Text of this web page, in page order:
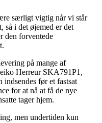
særligt vigtig når vi står
så i det øjemed er det
den forventede
på mange af
Herreur SKA791P1,
før et fastsat
for at nå at få de nye
tager hjem.
men undertiden kun